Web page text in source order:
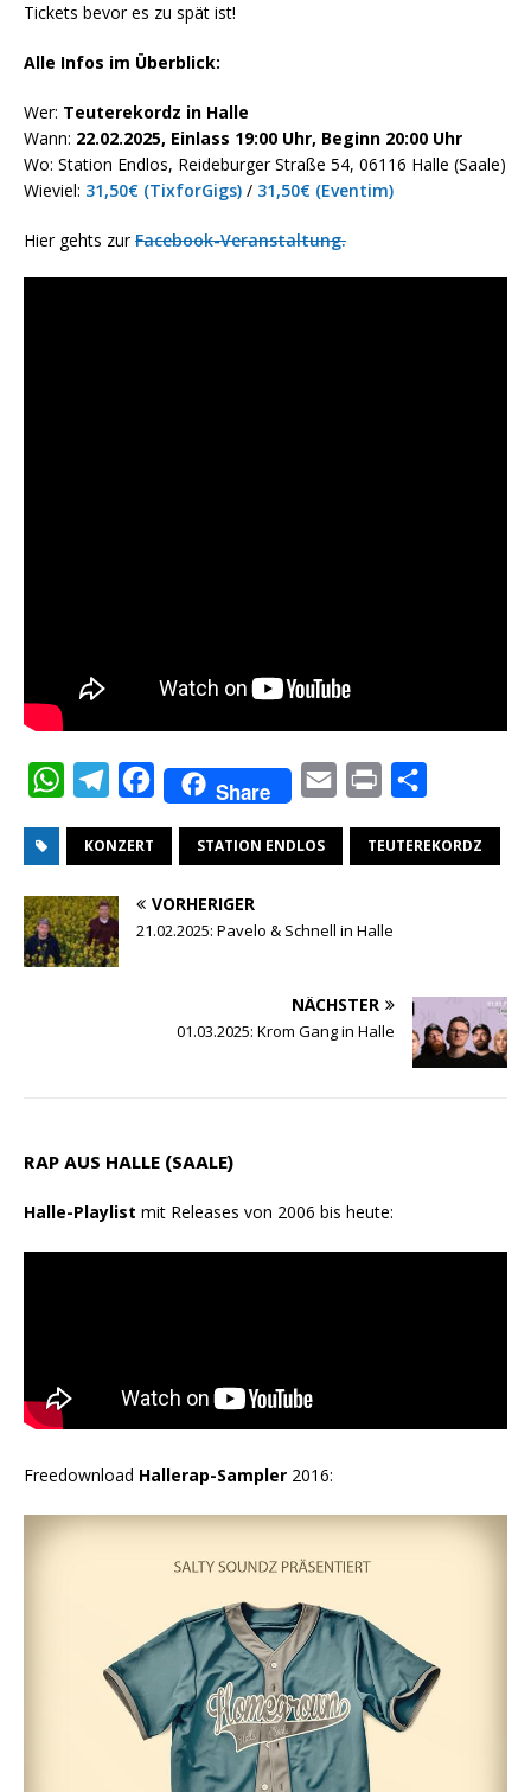
Tickets bevor es zu spät ist!
Alle Infos im Überblick:
Wer: Teuterekordz in Halle
Wann: 22.02.2025, Einlass 19:00 Uhr, Beginn 20:00 Uhr
Wo: Station Endlos, Reideburger Straße 54, 06116 Halle (Saale)
Wieviel: 31,50€ (TixforGigs) / 31,50€ (Eventim)
Hier gehts zurFacebook-Veranstaltung.
W
s
A
l
g
r
b
Share
l
i
t
i
KONZERT STATION ENDLOS TEUTEREKORDZ
VORHERIGER
21.02.2025: Pavelo & Schnell in Halle
NÄCHSTER
01.03.2025: Krom Gang in Halle
RAP AUS HALLE (SAALE)
Halle-Playlist mit Releases von 2006 bis heute:
Freedownload Hallerap-Sampler 2016: